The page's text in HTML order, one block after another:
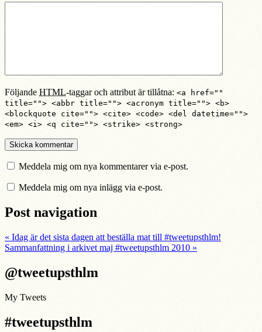
Följande HTML-taggar och attribut är tillåtna: <a href=""
title=""> <abbr title=""> <acronym title=""> <b>
<blockquote cite=""> <cite> <code> <del datetime="">
<em> <i> <q cite=""> <strike> <strong>
Meddela mig om nya kommentarer via e-post.
Meddela mig om nya inlägg via e-post.
Post navigation
« Idag är det sista dagen att beställa mat till #tweetupsthlm!
Sammanfattning i arkivet maj #tweetupsthlm 2010 »
@tweetupsthlm
My Tweets
#tweetupsthlm